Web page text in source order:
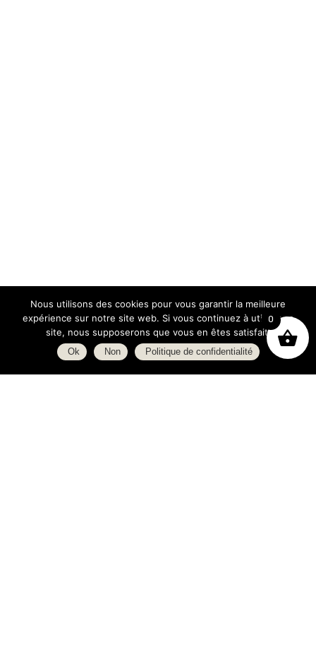
0
Nous utilisons des cookies pour vous garantir la meilleure
expérience sur notre site web. Si vous continuez à utiliser ce
site, nous supposerons que vous en êtes satisfait.
Ok Non Politique de confidentialité